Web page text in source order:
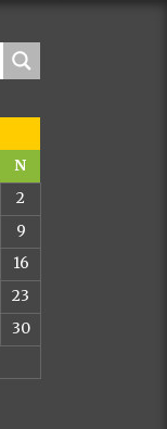
N
2
9
16
23
30